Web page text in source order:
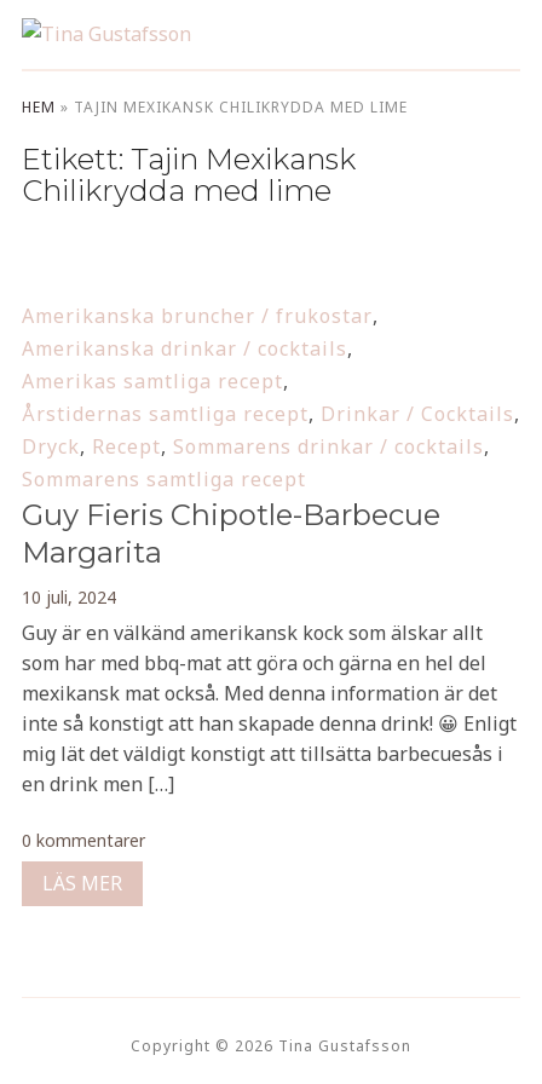
HEM » TAJIN MEXIKANSK CHILIKRYDDA MED LIME
Etikett: Tajin Mexikansk
Chilikrydda med lime
Amerikanska bruncher / frukostar,
Amerikanska drinkar / cocktails,
Amerikas samtliga recept,
Årstidernas samtliga recept, Drinkar / Cocktails,
Dryck, Recept, Sommarens drinkar / cocktails,
Sommarens samtliga recept
Guy Fieris Chipotle-Barbecue
Margarita
10 juli, 2024
Guy är en välkänd amerikansk kock som älskar allt
som har med bbq-mat att göra och gärna en hel del
mexikansk mat också. Med denna information är det
inte så konstigt att han skapade denna drink! 😀 Enligt
mig lät det väldigt konstigt att tillsätta barbecuesås i
en drink men […]
0 kommentarer
LÄS MER
Copyright © 2026 Tina Gustafsson